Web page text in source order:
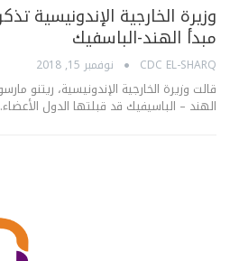
وزيرة الخارجية الإندونيسية
مبدأ الهند-الباسفيك
CDC EL-SHARQ نوفمبر 15, 2018
قالت وزيرة الخارجية الإندونيسية، ريتنو
الهند – الباسيفيك قد قبلتها الدول